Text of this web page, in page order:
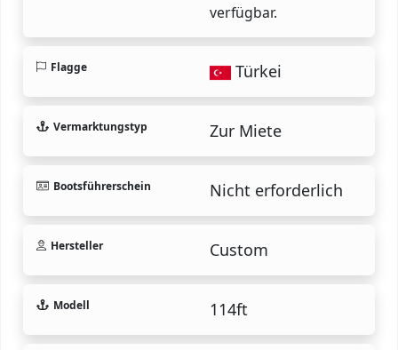
verfügbar.
Flagge Türkei
Vermarktungstyp Zur Miete
Bootsführerschein Nicht erforderlich
Hersteller Custom
Modell 114ft